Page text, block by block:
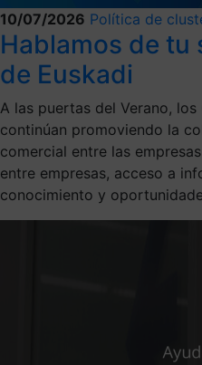
10/07/2026 Política de
Hablamos de tu
de Euskadi
A las puertas del Verano,
continúan promoviendo la
comercial entre las
entre empresas, acceso a
conocimiento y